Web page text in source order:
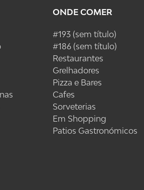
ONDE COMER
#193 (sem título)
#186 (sem título)
Restaurantes
Grelhadores
Pizza e Bares
Cafes
Sorveterias
Em Shopping
Patios Gastronómicos